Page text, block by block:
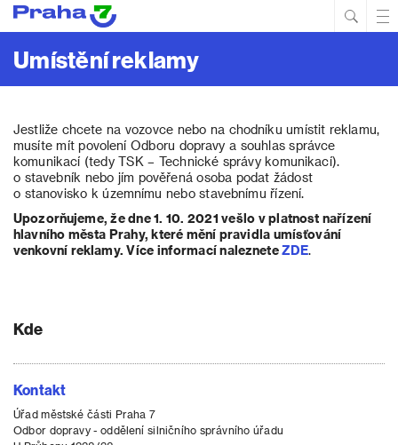
Umístění reklamy
Jestliže chcete na vozovce nebo na chodníku umístit reklamu,
musíte mít povolení Odboru dopravy a souhlas správce
komunikací (tedy TSK – Technické správy komunikací).
o stavebník nebo jím pověřená osoba podat žádost
o stanovisko k územnímu nebo stavebnímu řízení.
Upozorňujeme, že dne 1. 10. 2021 vešlo v platnost nařízení
hlavního města Prahy, které mění pravidla umísťování
venkovní reklamy. Více informací nalezneteZDE.
Kde
Kontakt
Úřad městské části Praha 7
Odbor dopravy - oddělení silničního správního úřadu